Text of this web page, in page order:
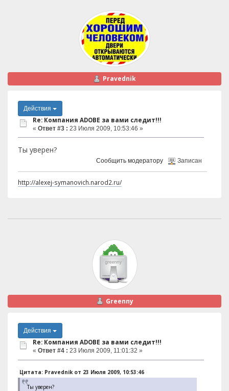
Pravednik
Действия
Re: Компания ADOBE за вами следит!!!
« Ответ #3 : 23 Июля 2009, 10:53:46 »
Ты уверен?
Сообщить модератору Записан
http://alexej-symanovich.narod2.ru/
Greenny
Действия
Re: Компания ADOBE за вами следит!!!
« Ответ #4 : 23 Июля 2009, 11:01:32 »
Цитата: Pravednik от 23 Июля 2009, 10:53:46
Ты уверен?